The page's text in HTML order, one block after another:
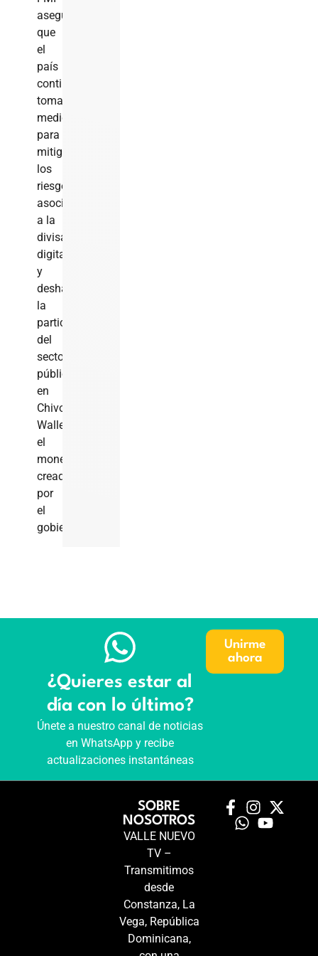
asegura
que
el
país
continúa
tomando
medidas
para
mitigar
los
riesgos
asociados
a la
divisa
digital
y
deshacer
la
participación
del
sector
público
en
Chivo
Wallet,
el
monedero
creado
por
el
gobierno.
¿Quieres estar al
día con lo último?
Únete a nuestro canal de noticias
en WhatsApp y recibe
actualizaciones instantáneas
Unirme
ahora
SOBRE
NOSOTROS
VALLE NUEVO
TV –
Transmitimos
desde
Constanza, La
Vega, República
Dominicana,